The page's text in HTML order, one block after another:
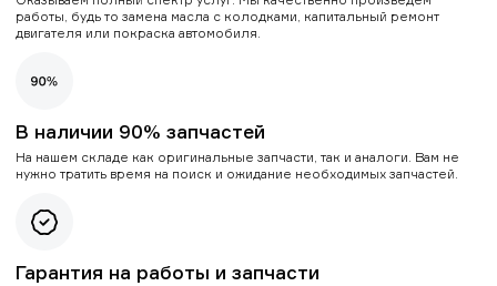
работы, будь то замена масла с колодками, капитальный ремонт
двигателя или покраска автомобиля.
В наличии 90% запчастей
На нашем складе как оригинальные запчасти, так и аналоги. Вам не
нужно тратить время на поиск и ожидание необходимых запчастей.
Гарантия на работы и запчасти